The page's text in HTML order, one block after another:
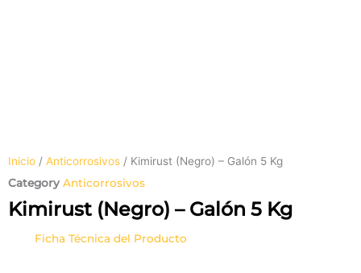
Inicio / Anticorrosivos / Kimirust (Negro) – Galón 5 Kg
Category Anticorrosivos
Kimirust (Negro) – Galón 5 Kg
Ficha Técnica del Producto